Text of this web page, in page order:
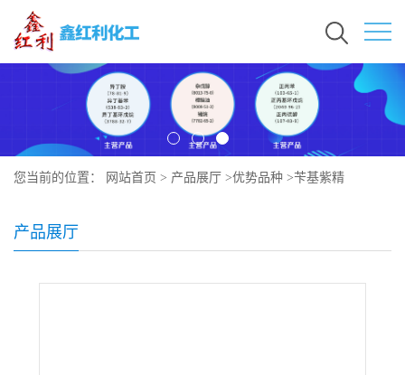
您当前的位置： 网站首页 > 产品展厅 >优势品种 >苄基紫精
产品展厅